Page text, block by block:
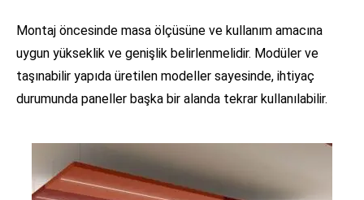
Montaj öncesinde masa ölçüsüne ve kullanım amacına
uygun yükseklik ve genişlik belirlenmelidir. Modüler ve
taşınabilir yapıda üretilen modeller sayesinde, ihtiyaç
durumunda paneller başka bir alanda tekrar kullanılabilir.